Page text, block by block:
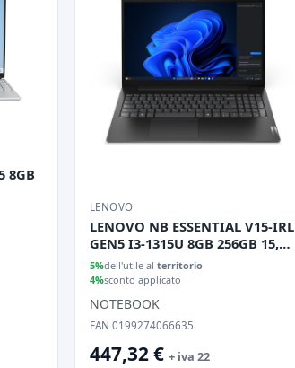
8GB
LENOVO
LENOVO NB ESSENTIAL V15-IRL
GEN5 I3-1315U 8GB 256GB 15,6
FREEDOS
5%dell'utile al territorio
4%sconto applicato
NOTEBOOK
EAN 0199274066635
447,32 € + iva 22